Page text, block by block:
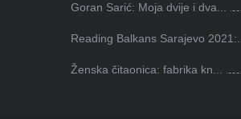
Goran Sarić: Moja dvije i dva...
Reading Balkans Sarajevo 2021:...
Ženska čitaonica: fabrika kn...